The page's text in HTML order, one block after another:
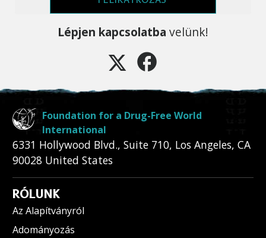
Lépjen kapcsolatba velünk!
Foundation for a Drug-Free World
International
6331 Hollywood Blvd., Suite 710, Los Angeles, CA
90028 United States
RÓLUNK
Az Alapítványról
Adományozás